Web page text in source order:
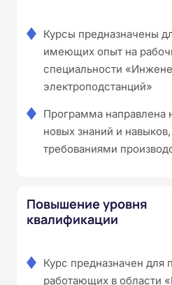
Курсы предназначены
имеющих опыт на
специальности
электроподстанций»
Программа направлена
новых знаний и
требованиями
Повышение уровня
квалификации
Курс предназначен для
работающих в области